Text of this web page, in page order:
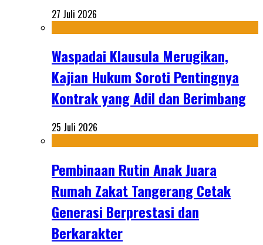
27 Juli 2026
Waspadai Klausula Merugikan,
Kajian Hukum Soroti Pentingnya
Kontrak yang Adil dan Berimbang
25 Juli 2026
Pembinaan Rutin Anak Juara
Rumah Zakat Tangerang Cetak
Generasi Berprestasi dan
Berkarakter